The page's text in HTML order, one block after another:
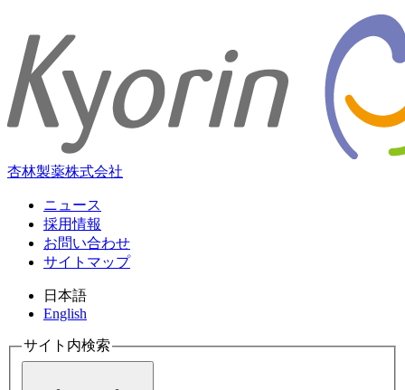
杏林製薬株式会社
ニュース
採用情報
お問い合わせ
サイトマップ
日本語
English
サイト内検索